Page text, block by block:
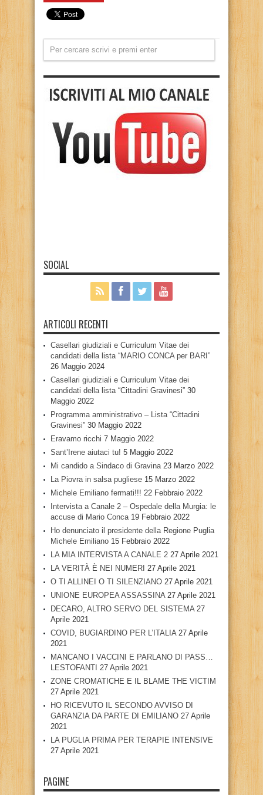
SOCIAL
ARTICOLI RECENTI
Casellari giudiziali e Curriculum Vitae dei
candidati della lista “MARIO CONCA per BARI”
26 Maggio 2024
Casellari giudiziali e Curriculum Vitae dei
candidati della lista “Cittadini Gravinesi” 30
Maggio 2022
Programma amministrativo – Lista “Cittadini
Gravinesi” 30 Maggio 2022
Eravamo ricchi 7 Maggio 2022
Sant’Irene aiutaci tu! 5 Maggio 2022
Mi candido a Sindaco di Gravina 23 Marzo 2022
La Piovra in salsa pugliese 15 Marzo 2022
Michele Emiliano fermati!!! 22 Febbraio 2022
Intervista a Canale 2 – Ospedale della Murgia: le
accuse di Mario Conca 19 Febbraio 2022
Ho denunciato il presidente della Regione Puglia
Michele Emiliano 15 Febbraio 2022
LA MIA INTERVISTA A CANALE 2 27 Aprile 2021
LA VERITÀ È NEI NUMERI 27 Aprile 2021
O TI ALLINEI O TI SILENZIANO 27 Aprile 2021
UNIONE EUROPEA ASSASSINA 27 Aprile 2021
DECARO, ALTRO SERVO DEL SISTEMA 27
Aprile 2021
COVID, BUGIARDINO PER L’ITALIA 27 Aprile
2021
MANCANO I VACCINI E PARLANO DI PASS…
LESTOFANTI 27 Aprile 2021
ZONE CROMATICHE E IL BLAME THE VICTIM
27 Aprile 2021
HO RICEVUTO IL SECONDO AVVISO DI
GARANZIA DA PARTE DI EMILIANO 27 Aprile
2021
LA PUGLIA PRIMA PER TERAPIE INTENSIVE
27 Aprile 2021
PAGINE